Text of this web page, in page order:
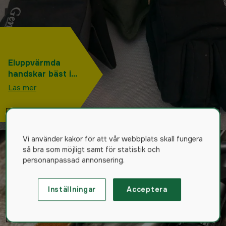
Eluppvärmda
handskar bäst i
test 2025: Vi
jakthandskar med
Läs mer
Vi använder kakor för att vår webbplats skall fungera
så bra som möjligt samt för statistik och
personanpassad annonsering.
Inställningar Acceptera